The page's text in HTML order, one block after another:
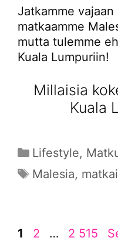
Jatkamme
matkaamme
mutta tulemme
Kuala Lumpuriin!
Millaisia
Kuala
Kategoriat
Lifestyle,
Avainsanat
Malesia,
Sivu
1 Sivu
2 … Sivu
2 515